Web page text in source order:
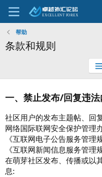
帮助
条款和规则
一、禁止发布/回复违
社区用户的发布主题帖、回
网络国际联网安全保护管理
《互联网电子公告服务管理
《互联网新闻信息服务管
在萌芽社区发布、传播或以
息: